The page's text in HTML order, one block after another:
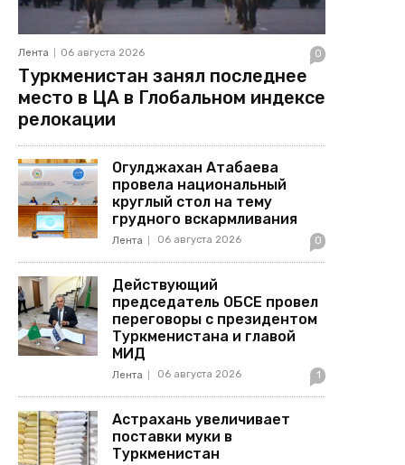
Лента 06 августа 2026 0
Туркменистан занял последнее
место в ЦА в Глобальном индексе
релокации
Огулджахан Атабаева
провела национальный
круглый стол на тему
грудного вскармливания
Лента 06 августа 2026 0
Действующий
председатель ОБСЕ провел
переговоры с президентом
Туркменистана и главой
МИД
Лента 06 августа 2026 1
Астрахань увеличивает
поставки муки в
Туркменистан